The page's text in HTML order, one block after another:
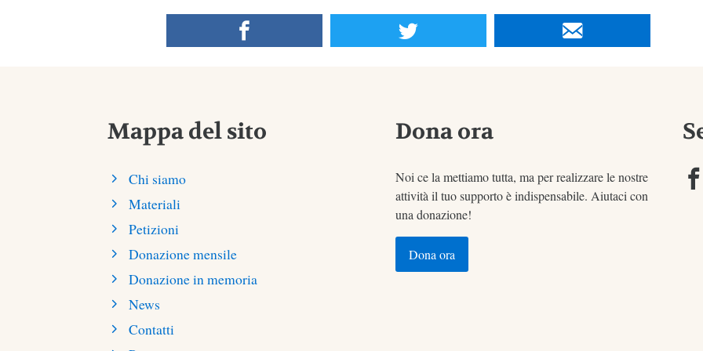
Mappa del sito
Chi siamo
Materiali
Petizioni
Donazione mensile
Donazione in memoria
News
Contatti
Dona ora
Noi ce la mettiamo tutta, ma per realizzare le nostre
attività il tuo supporto è indispensabile. Aiutaci con
una donazione!
Dona ora